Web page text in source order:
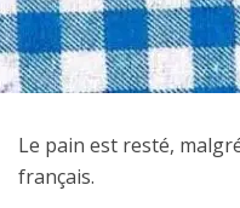
Le pain est resté,
français.